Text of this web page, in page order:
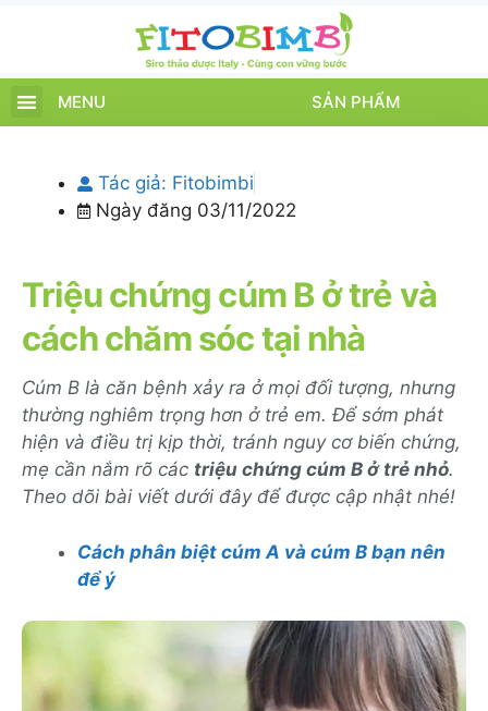
MENU SẢN PHẨM
Tác giả: Fitobimbi
Ngày đăng 03/11/2022
Triệu chứng cúm B ở trẻ và
cách chăm sóc tại nhà
Cúm B là căn bệnh xảy ra ở mọi đối tượng, nhưng
thường nghiêm trọng hơn ở trẻ em. Để sớm phát
hiện và điều trị kịp thời, tránh nguy cơ biến chứng,
mẹ cần nắm rõ các triệu chứng cúm B ở trẻ nhỏ.
Theo dõi bài viết dưới đây để được cập nhật nhé!
Cách phân biệt cúm A và cúm B bạn nên
để ý